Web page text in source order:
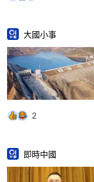
大國小事
2
即時中國